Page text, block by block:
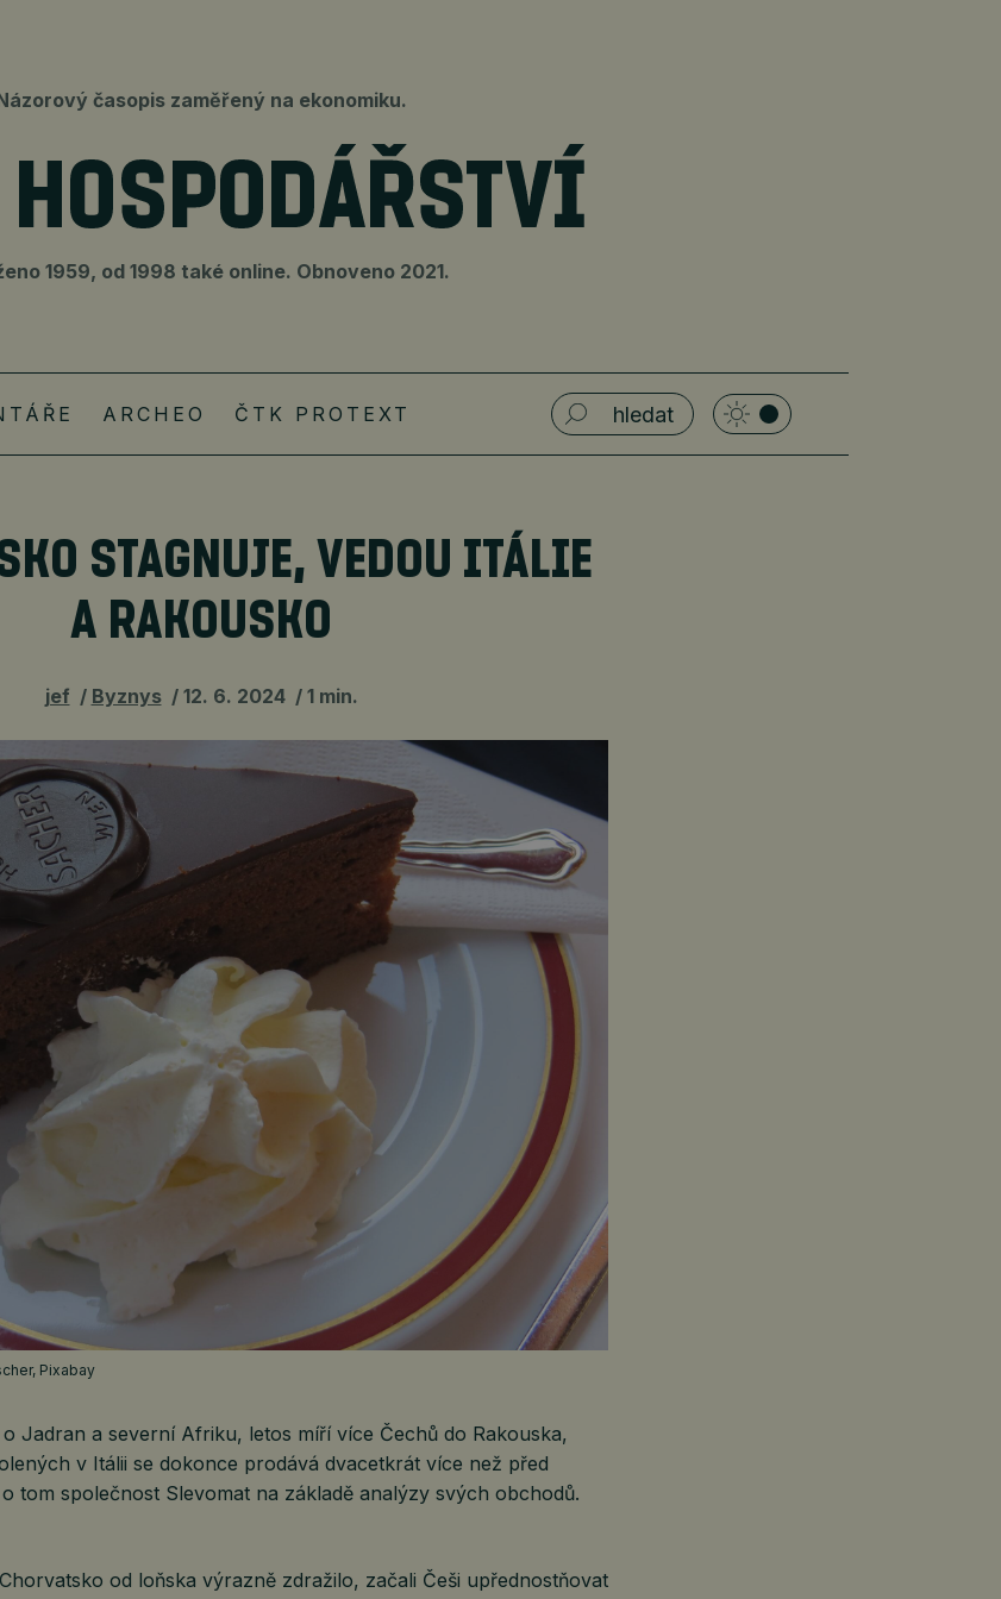
časopis zaměřený na ekonomiku.
1959, od 1998 také online. Obnoveno 2021.
ARCHEO ČTK PROTEXT
STAGNUJE, VEDOU ITÁLIE
A RAKOUSKO
jef Byznys 12. 6. 2024 1 min.
Pixabay
Jadran a severní Afriku, letos míří více Čechů do Rakouska,
v Itálii se dokonce prodává dvacetkrát více než před
tom společnost Slevomat na základě analýzy svých obchodů.
od loňska výrazně zdražilo, začali Češi upřednostňovat